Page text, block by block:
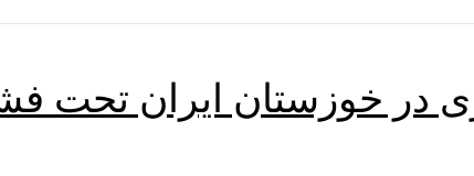
در خوزستان ایران تحت